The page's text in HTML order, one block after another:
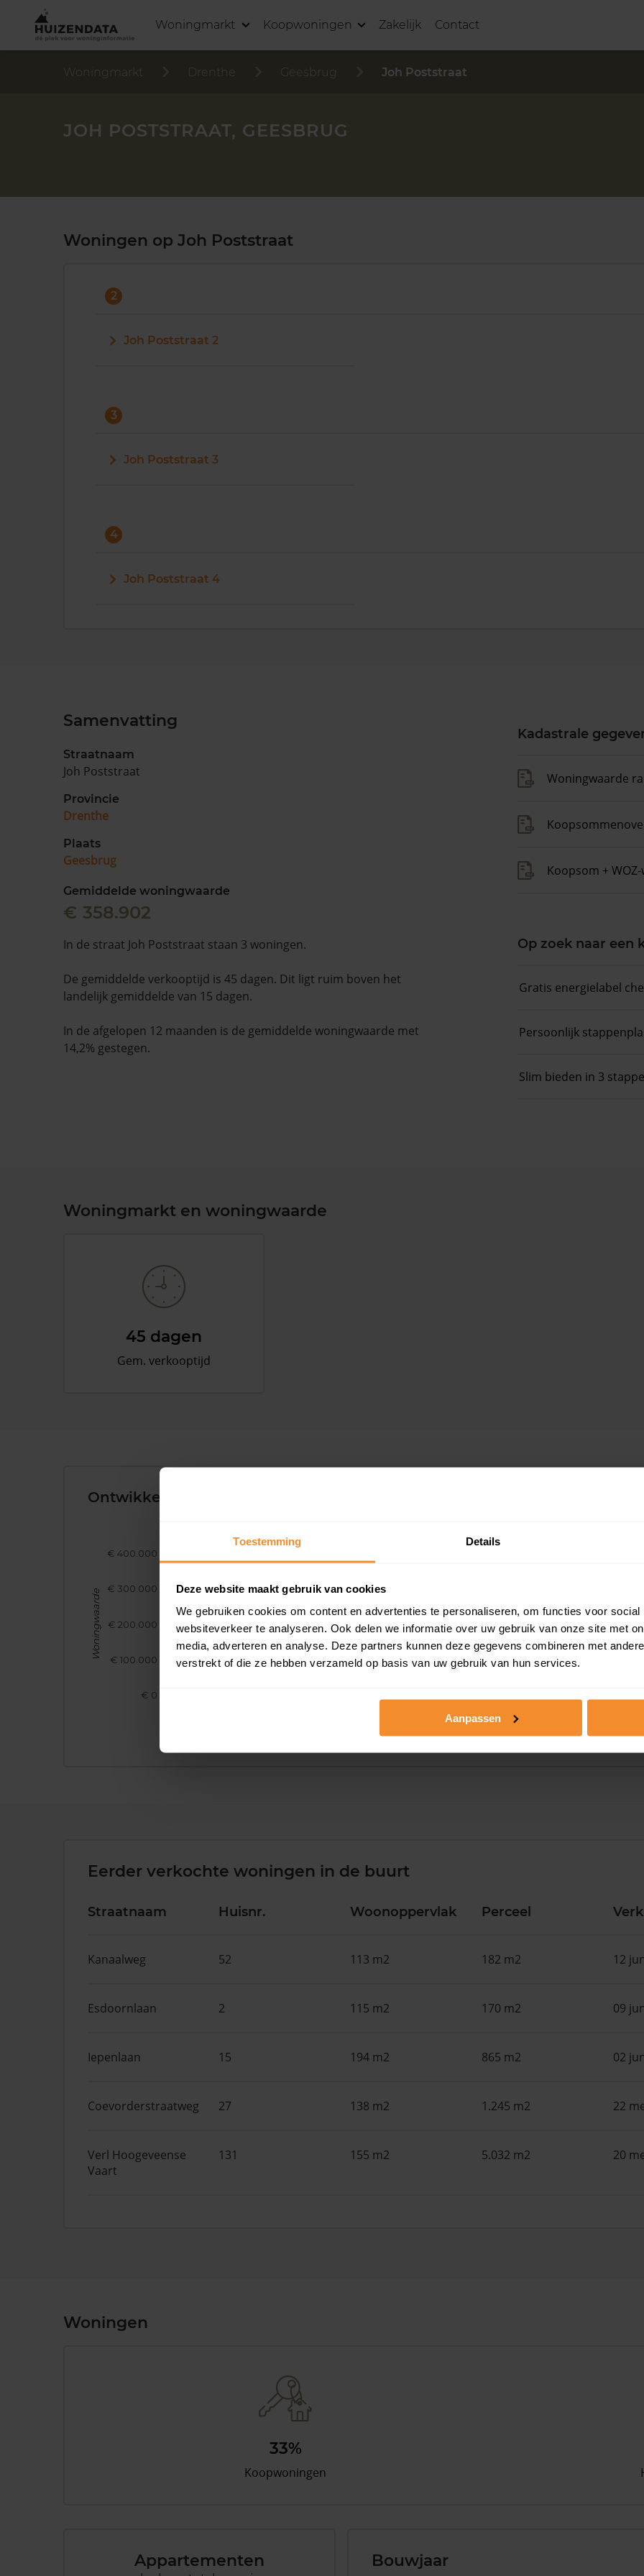
Toestemming Details
Deze website maakt gebruik van cookies
We gebruiken cookies om content en advertenties te personaliseren, om functies voor
websiteverkeer te analyseren. Ook delen we informatie over uw gebruik van onze site met
media, adverteren en analyse. Deze partners kunnen deze gegevens combineren met
verstrekt of die ze hebben verzameld op basis van uw gebruik van hun services.
Aanpassen
Woningmarkt Koopwoningen Zakelijk Contact
Woningmarkt Drenthe Geesbrug Joh Poststraat
JOH POSTSTRAAT, GEESBRUG
Woningen op Joh Poststraat
2
Joh Poststraat 2
3
Joh Poststraat 3
4
Joh Poststraat 4
Samenvatting
Straatnaam
Joh Poststraat
Provincie
Drenthe
Plaats
Geesbrug
Gemiddelde woningwaarde
€ 358.902
In de straat Joh Poststraat staan 3 woningen.
De gemiddelde verkooptijd is 45 dagen. Dit ligt ruim boven het
landelijk gemiddelde van 15 dagen.
In de afgelopen 12 maanden is de gemiddelde woningwaarde met
14,2% gestegen.
Kadastrale
Woningwaarde
Koopsom +
Op zoek naar een
Gratis energielabel
Persoonlijk
Slim bieden in 3
Woningmarkt en woningwaarde
45 dagen
Gem. verkooptijd
Ontwikkeling van de Woningwaarde
€ 0
€ 100.000
€ 200.000
€ 300.000
€ 400.000
Woningwaarde
Eerder verkochte woningen in de buurt
Straatnaam Huisnr. Woonoppervlak Perceel
Kanaalweg 52 113 m2 182 m2 12
Esdoornlaan 2 115 m2 170 m2 09
Iepenlaan 15 194 m2 865 m2 02
Coevorderstraatweg 27 138 m2 1.245 m2 22
Verl Hoogeveense
Vaart
131 155 m2 5.032 m2 20
Woningen
33%
Koopwoningen
Appartementen Bouwjaar